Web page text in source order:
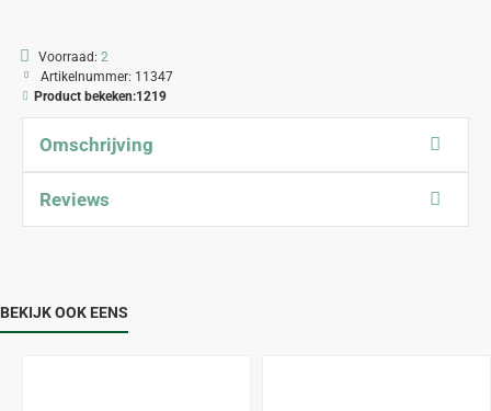
Voorraad: 2
Artikelnummer: 11347
Product bekeken:1219
Omschrijving
Reviews
BEKIJK OOK EENS